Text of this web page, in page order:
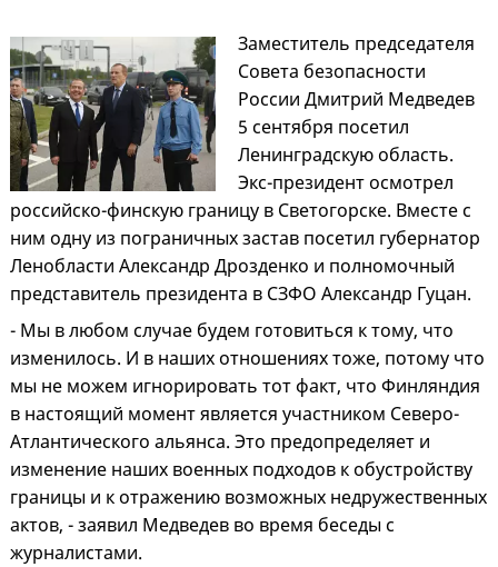
Заместитель председателя
Совета безопасности
России Дмитрий Медведев
5 сентября посетил
Ленинградскую область.
Экс-президент осмотрел
российско-финскую границу в Светогорске. Вместе с
ним одну из пограничных застав посетил губернатор
Ленобласти Александр Дрозденко и полномочный
представитель президента в СЗФО Александр Гуцан.
- Мы в любом случае будем готовиться к тому, что
изменилось. И в наших отношениях тоже, потому что
мы не можем игнорировать тот факт, что Финляндия
в настоящий момент является участником Северо-
Атлантического альянса. Это предопределяет и
изменение наших военных подходов к обустройству
границы и к отражению возможных недружественных
актов, - заявил Медведев во время беседы с
журналистами.